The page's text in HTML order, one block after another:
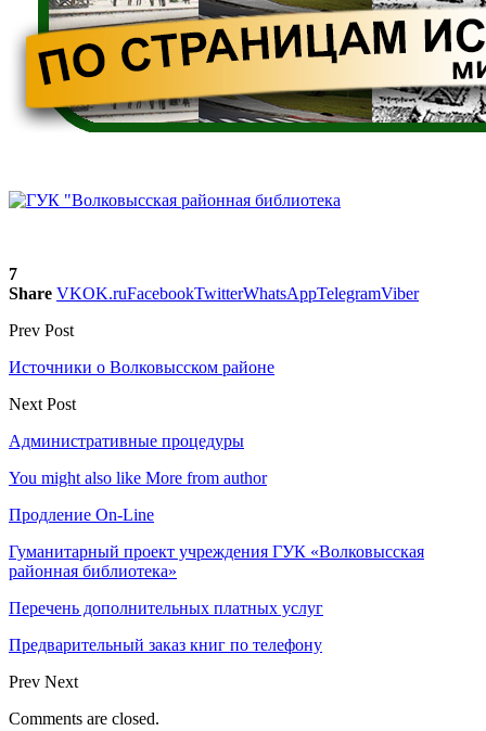
7
Share VKOK.ruFacebookTwitterWhatsAppTelegramViber
Prev Post
Источники о Волковысском районе
Next Post
Административные процедуры
You might also like More from author
Продление On-Line
Гуманитарный проект учреждения ГУК «Волковысская
районная библиотека»
Перечень дополнительных платных услуг
Предварительный заказ книг по телефону
Prev Next
Comments are closed.